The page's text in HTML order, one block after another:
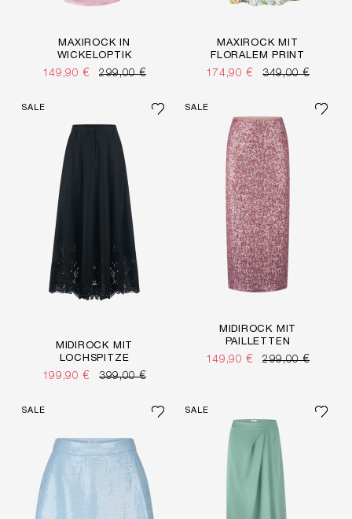
MAXIROCK IN
WICKELOPTIK
149,90 € 299,00 €
MAXIROCK MIT
FLORALEM PRINT
174,90 € 349,00 €
SALE
MIDIROCK MIT
LOCHSPITZE
199,90 € 399,00 €
SALE
MIDIROCK MIT
PAILLETTEN
149,90 € 299,00 €
SALE SALE